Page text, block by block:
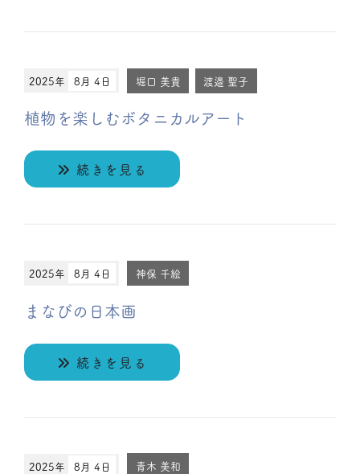
2025年 8月 4日 堀口 美貴 渡邉 聖子
植物を楽しむボタニカルアート
続きを見る
2025年 8月 4日 神保 千絵
まなびの日本画
続きを見る
2025年 8月 4日 青木 美和